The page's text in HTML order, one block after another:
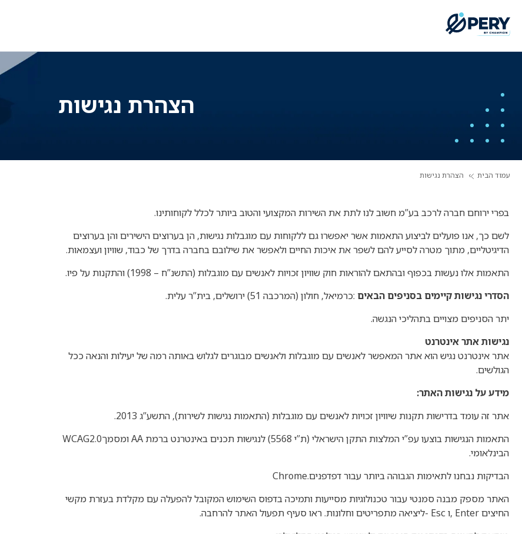
הצהרת נגישות
עמוד הבית הצהרת נגישות
בפרי ירוחם חברה לרכב בע”מ חשוב לנו לתת את השירות המקצועי והטוב ביותר לכלל לקוחותינו.
לשם כך, אנו פועלים לביצוע התאמות אשר יאפשרו גם ללקוחות עם מוגבלות נגישות, הן בערוצים הישירים והן בערוצים
הדיגיטליים, מתוך מטרה לסייע להם לשפר את איכות החיים ולאפשר את שילובם בחברה בדרך של כבוד, שוויון ועצמאות.
התאמות אלו נעשות בכפוף ובהתאם להוראות חוק שוויון זכויות לאנשים עם מוגבלות (התשנ”ח – 1998) והתקנות על פיו
.
הסדרי נגישות קיימים בסניפים הבאים :כרמיאל, חולון (המרכבה 51) ירושלים, בית”ר עלית
.
יתר הסניפים מצויים בתהליכי הנגשה.
נגישות אתר אינטרנט
אתר אינטרנט נגיש הוא אתר המאפשר לאנשים עם מוגבלות ולאנשים מבוגרים לגלוש באותה רמה של יעילות והנאה ככל
הגולשים.
מידע על נגישות האתר:
אתר זה עומד בדרישות תקנות שיוויון זכויות לאנשים עם מוגבלות (התאמות נגישות לשירות), התשע”ג 2013
.
התאמות הנגישות בוצעו עפ”י המלצות התקן הישראלי (ת”י 5568) לנגישות תכנים באינטרנט ברמת
AAומסמךWCAG2.0
הבינלאומי.
הבדיקות נבחנו לתאימות הגבוהה ביותר עבור דפדפניםChrome.
האתר מספק מבנה סמנטי עבור טכנולוגיות מסייעות ותמיכה בדפוס השימוש המקובל להפעלה עם מקלדת בעזרת מקשי
החיצים, Enterו- Escליציאה מתפריטים וחלונות. ראו סעיף תפעול האתר להרחבה.